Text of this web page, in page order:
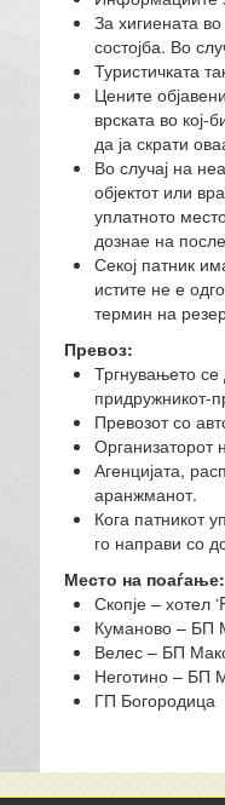
За хигиената
состојба. Во
Туристичката
Цените
врската во
да ја скрати
Во случај на
објектот или
уплатното
дознае на
Секој патник
истите не е
термин на
Превоз:
Тргнувањето
придружникот-
Превозот со
Организаторот
Агенцијата,
аранжманот.
Кога патникот
го направи со
Место на поаѓање:
Скопје – хотел
Куманово – БП
Велес – БП
Неготино – БП
ГП Богородица